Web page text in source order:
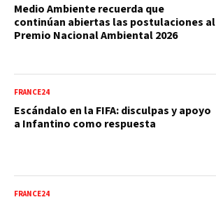
Medio Ambiente recuerda que
continúan abiertas las postulaciones al
Premio Nacional Ambiental 2026
FRANCE24
Escándalo en la FIFA: disculpas y apoyo
a Infantino como respuesta
FRANCE24